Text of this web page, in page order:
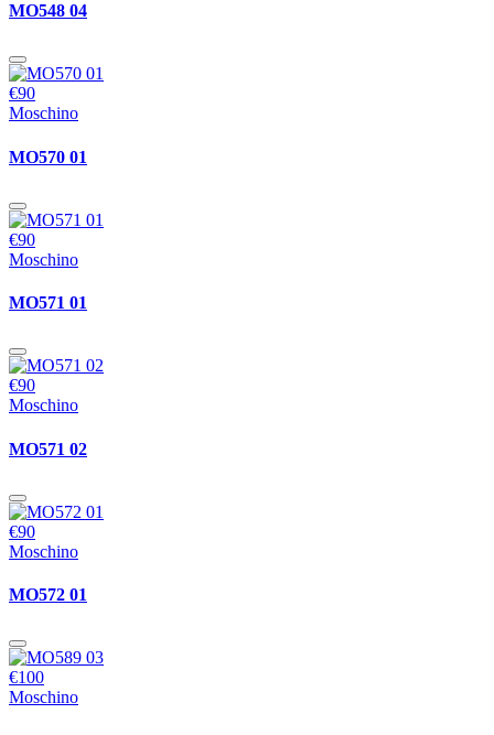
MO548 04
€90
Moschino
MO570 01
€90
Moschino
MO571 01
€90
Moschino
MO571 02
€90
Moschino
MO572 01
€100
Moschino